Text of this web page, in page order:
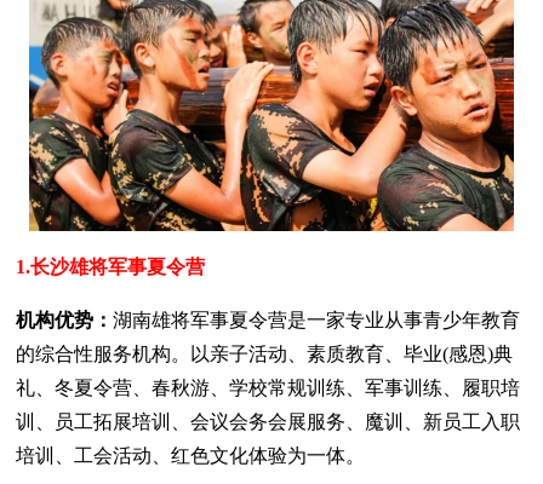
1.长沙雄将军事夏令营
机构优势：湖南雄将军事夏令营是一家专业从事青少年教育
的综合性服务机构。以亲子活动、素质教育、毕业(感恩)典
礼、冬夏令营、春秋游、学校常规训练、军事训练、履职培
训、员工拓展培训、会议会务会展服务、魔训、新员工入职
培训、工会活动、红色文化体验为一体。